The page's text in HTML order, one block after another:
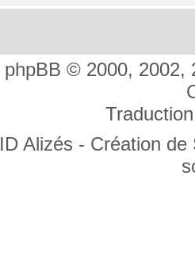
phpBB © 2000, 2002,
ID Alizés - Création